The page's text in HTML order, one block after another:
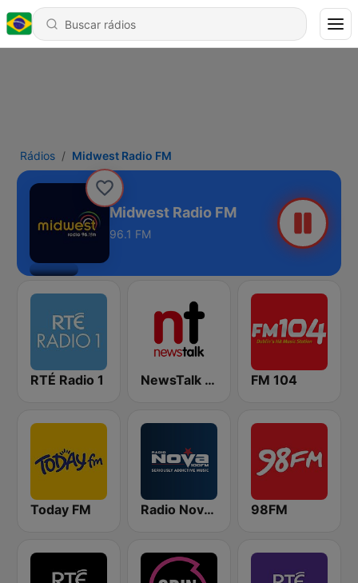
Rádios Midwest Radio FM
Midwest Radio FM
96.1 FM
RTÉ Radio 1 NewsTalk 106-108 FM 104
Today FM Radio Nova Ireland 98FM